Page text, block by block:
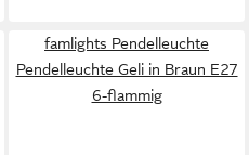
famlights Pendelleuchte
Pendelleuchte Geli in Braun E27
6-flammig